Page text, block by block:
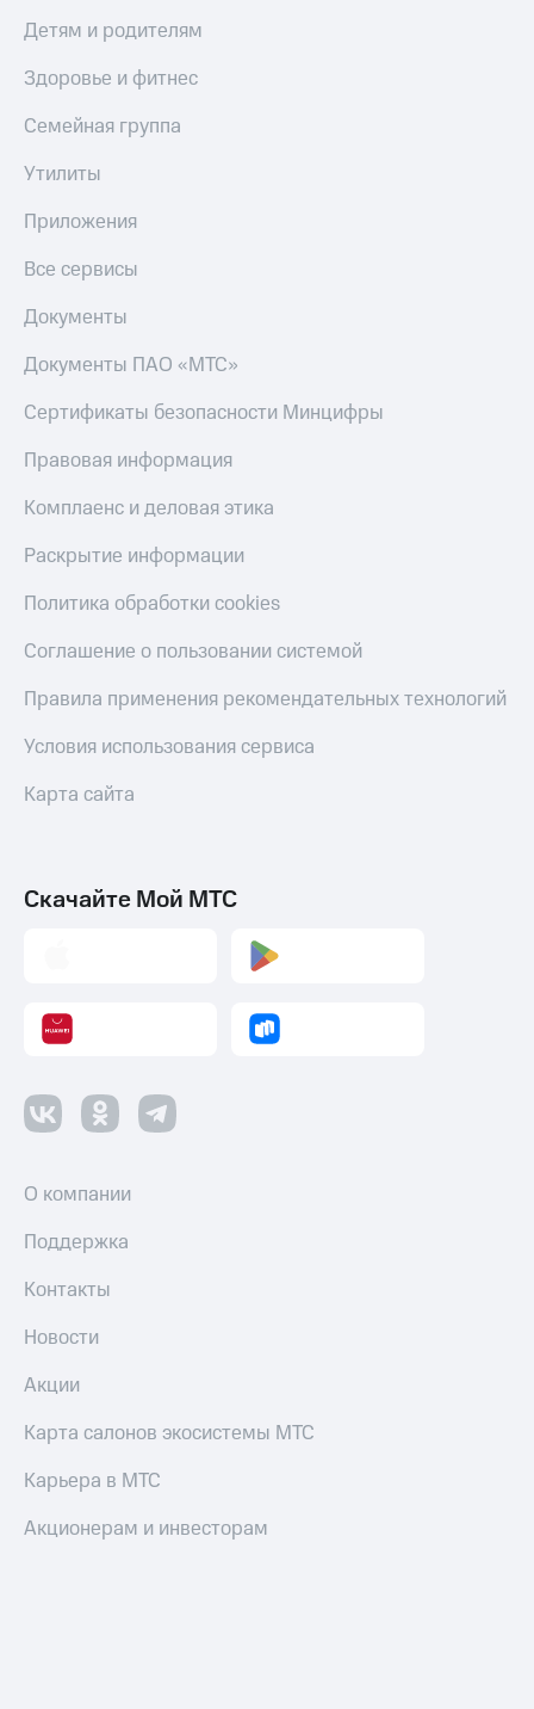
по QR-
за границей
магазин
и
часы
трекеры
Умный
дом
Планшеты
Акции
скидки
Все
Детям и родителям
Здоровье и фитнес
Семейная группа
Утилиты
Приложения
Все сервисы
Документы
Документы ПАО «МТС»
Сертификаты безопасности Минцифры
Правовая информация
Комплаенс и деловая этика
Раскрытие информации
Политика обработки cookies
Соглашение о пользовании системой
Правила применения рекомендательных технологий
Условия использования сервиса
Карта сайта
Скачайте Мой МТС
О компании
Поддержка
Контакты
Новости
Акции
Карта салонов экосистемы МТС
Карьера в МТС
Акционерам и инвесторам